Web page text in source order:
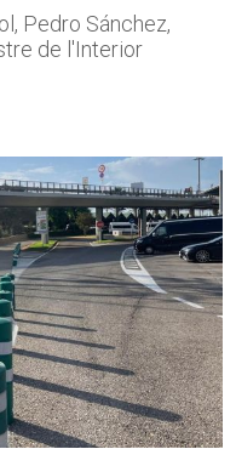
Pedro Sánchez,
de l'Interior